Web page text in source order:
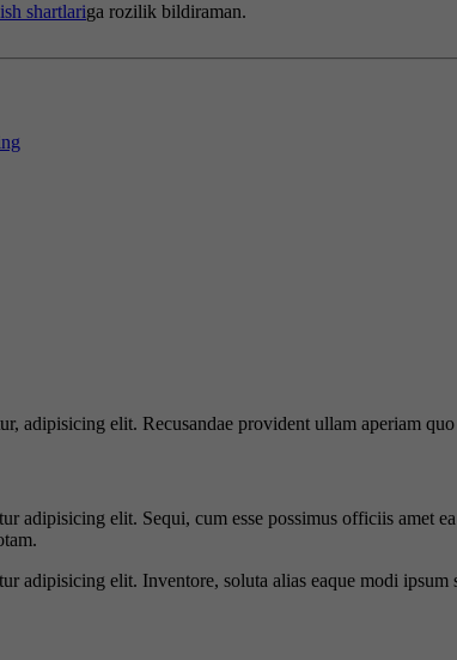
shartlariga rozilik bildiraman.
adipisicing elit. Recusandae provident ullam aperiam
adipisicing elit. Sequi, cum esse possimus officiis amet
adipisicing elit. Inventore, soluta alias eaque modi